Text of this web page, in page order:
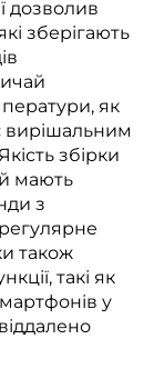
дозволив
зберігають
як
вирішальним
збірки
мають
з
також
такі як
у